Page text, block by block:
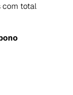
com total